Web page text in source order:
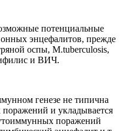
потенциальные
энцефалитов, прежде
оспы, М.tuberculosis,
и ВИЧ.
генезе не типична
и укладывается
поражений